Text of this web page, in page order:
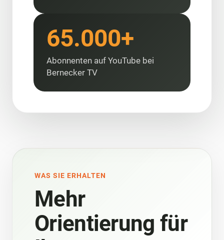
65.000+
Abonnenten auf YouTube bei
Bernecker TV
WAS SIE ERHALTEN
Mehr
Orientierung für